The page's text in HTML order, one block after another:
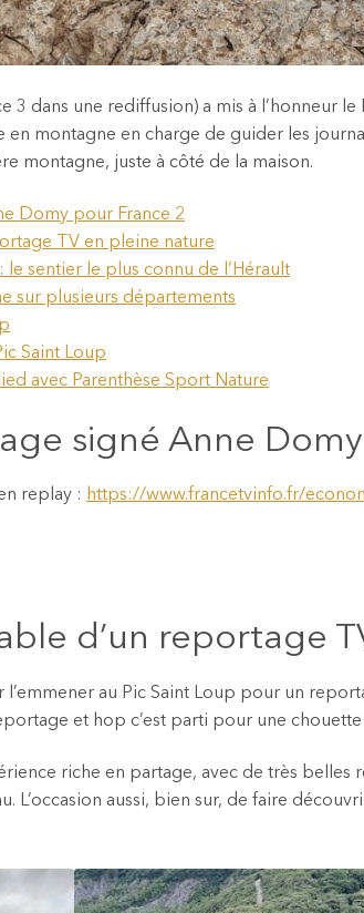
3 dans une rediffusion) a mis à l’honneur
en montagne en charge de guider les
montagne, juste à côté de la maison.
Domy pour France 2
TV en pleine nature
sentier le plus connu de l’Hérault
sur plusieurs départements
Saint Loup
avec Parenthèse Sport Nature
signé Anne
replay : https://www.francetvinfo.fr/
d’un reportage
au Pic Saint Loup pour un
et hop c’est parti pour une chouette
riche en partage, avec de très belles
aussi, bien sur, de faire